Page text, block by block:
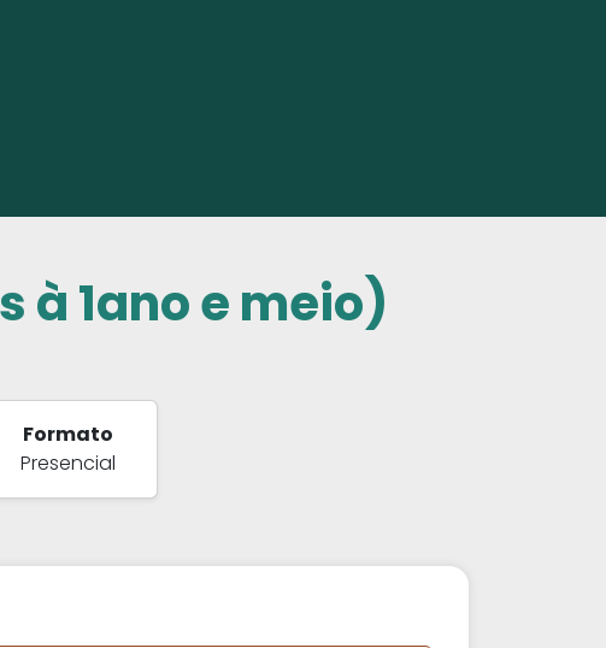
à 1ano e meio)
Formato
Presencial